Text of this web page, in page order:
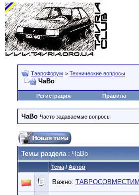
ТавроФорум > Технические вопросы
ЧаВо
Регистрация Правила
ЧаВо Часто задаваемые вопросы
Темы раздела: ЧаВо
Тема / Автор
Важно: